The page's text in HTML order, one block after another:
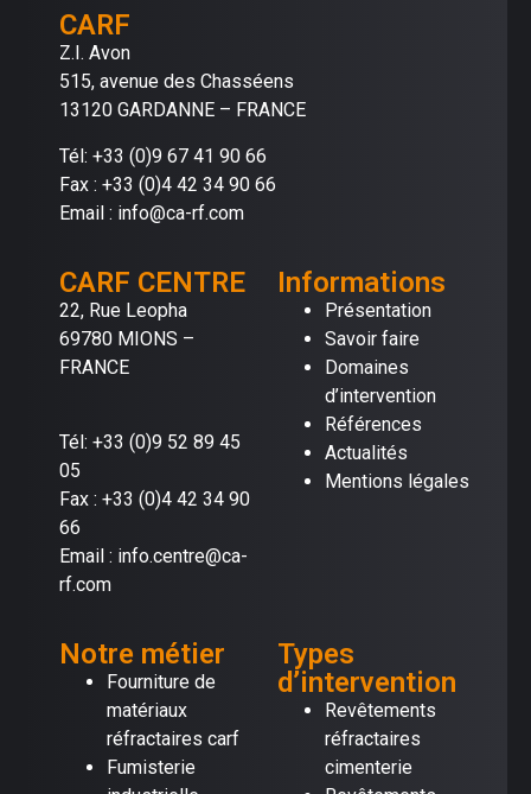
CARF
Z.I. Avon
515, avenue des Chasséens
13120 GARDANNE – FRANCE
Tél: +33 (0)9 67 41 90 66
Fax : +33 (0)4 42 34 90 66
Email : info@ca-rf.com
CARF CENTRE
22, Rue Leopha
69780 MIONS –
FRANCE
Tél: +33 (0)9 52 89 45
05
Fax : +33 (0)4 42 34 90
66
Email : info.centre@ca-
rf.com
Informations
Présentation
Savoir faire
Domaines
d’intervention
Références
Actualités
Mentions légales
Notre métier
Fourniture de
matériaux
réfractaires carf
Fumisterie
Types
d’intervention
Revêtements
réfractaires
cimenterie